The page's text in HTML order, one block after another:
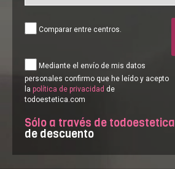
Comparar entre centros.
Mediante el envío de mis datos
personales confirmo que he leído y acepto
la política de privacidad de
todoestetica.com
Sólo a través de todoestetica
de descuento